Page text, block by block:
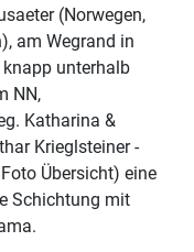
(Norwegen,
am Wegrand in
unterhalb
NN,
Katharina &
Krieglsteiner -
Übersicht) eine
Schichtung mit